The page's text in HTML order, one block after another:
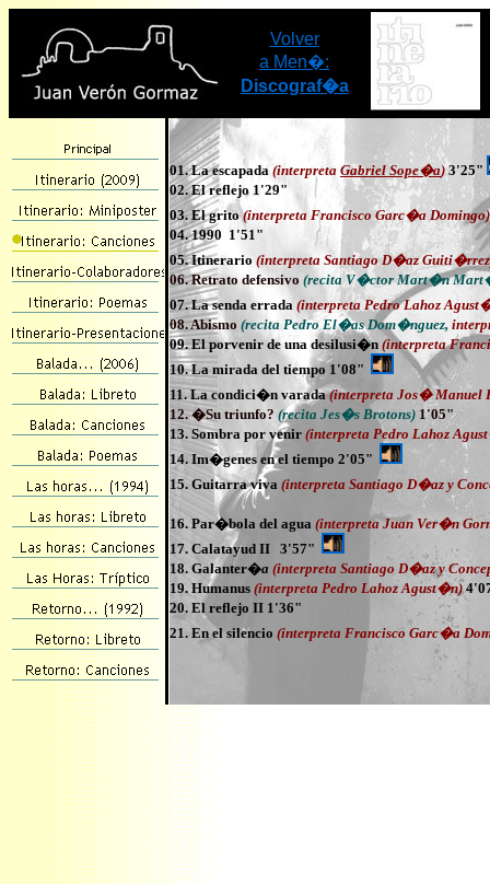
Volver
a Men�:
Discograf�a
01. La escapada (interpreta Gabriel Sope�a) 3'25"
02. El reflejo 1'29"
03. El grito (interpreta Francisco Garc�a Domingo)
04. 1990 1'51"
05. Itinerario (interpreta Santiago D�az
06. Retrato defensivo (recita V�ctor Mart�n
07. La senda errada (interpreta Pedro Lahoz
08. Abismo (recita Pedro El�as Dom�nguez,
09. El porvenir de una desilusi�n (interpreta
10. La mirada del tiempo 1'08"
11. La condici�n varada (interpreta Jos� Manuel
12. �Su triunfo? (recita Jes�s Brotons) 1'05"
13. Sombra por venir (interpreta Pedro Lahoz
14. Im�genes en el tiempo 2'05"
15. Guitarra viva (interpreta Santiago D�az y
16. Par�bola del agua (interpreta Juan Ver�n
17. Calatayud II 3'57"
18. Galanter�a (interpreta Santiago D�az y
19. Humanus (interpreta Pedro Lahoz Agust�n)
20. El reflejo II 1'36"
21. En el silencio (interpreta Francisco Garc�a